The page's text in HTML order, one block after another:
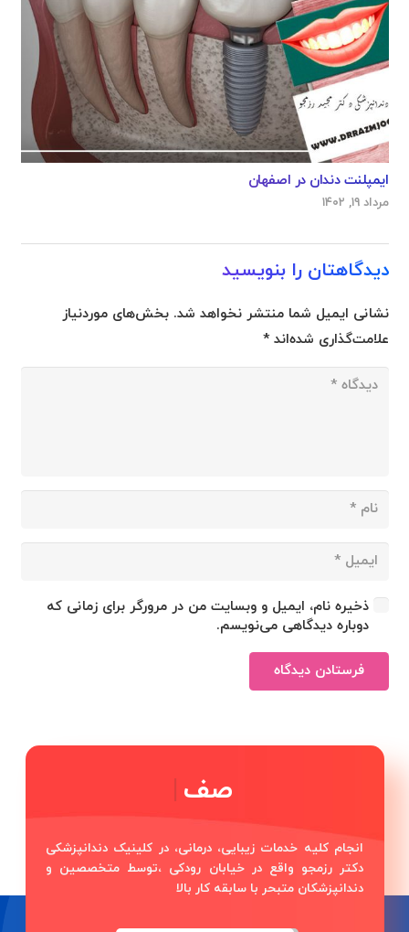
ایمپلنت دندان در اصفهان
مرداد ۱۹, ۱۴۰۲
دیدگاهتان را بنویسید
نشانی ایمیل شما منتشر نخواهد شد. بخش‌های موردنیاز
علامت‌گذاری شده‌اند*
ذخیره نام، ایمیل و وبسایت من در مرورگر برای زمانی که
دوباره دیدگاهی می‌نویسم.
فرستادن دیدگاه
صفحه رسمی اینستاگ
انجام کلیه خدمات زیبایی، درمانی، در کلینیک دندانپزشکی
دکتر رزمجو واقع در خیابان رودکی ،توسط متخصصین و
دندانپزشکان متبحر با سابقه کار بالا